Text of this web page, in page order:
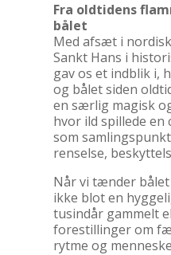
Fra oldtidens
bålet
Med afsæt i
Sankt Hans i
gav os et indblik i,
og bålet siden
en særlig magisk
hvor ild spillede en
som
renselse,
Når vi tænder
ikke blot en
tusindår gammelt
forestillinger om
rytme og